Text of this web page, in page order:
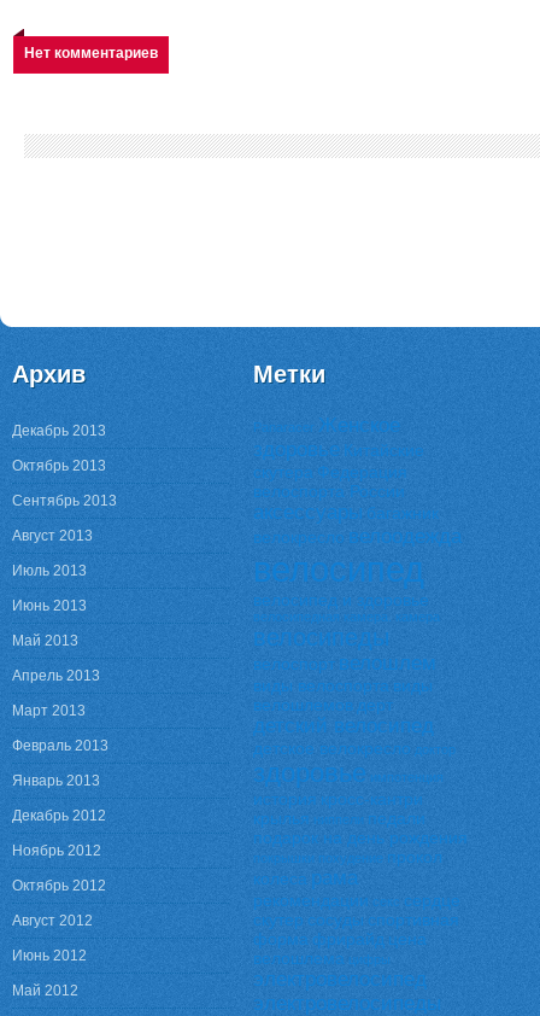
Нет комментариев
Архив
Декабрь 2013
Октябрь 2013
Сентябрь 2013
Август 2013
Июль 2013
Июнь 2013
Май 2013
Апрель 2013
Март 2013
Февраль 2013
Январь 2013
Декабрь 2012
Ноябрь 2012
Октябрь 2012
Август 2012
Июнь 2012
Май 2012
Метки
Panaracer Женское
здоровье Китайские
скутера Федерация
велоспорта России
аксессуары багажник
велокресло велоодежда
велосипед
велосипед и здоровье
велосипедная камера. камера
велосипеды
велоспорт велошлем
виды велоспорта виды
велошлемов дерт
детский велосипед
детское велокресло доктор
здоровье импотенция
история кросс-кантри
крылья ниппели педали
подарок на день рождения
покрышки похудение прокол
колеса рама
рекомендации секс сердце
скутер сосуды спортивная
форма фрирайд цена
велошлема цифры
электровелосипед
электровелосипеды